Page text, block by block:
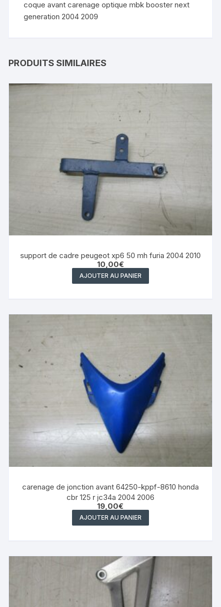
coque avant carenage optique mbk booster next
generation 2004 2009
PRODUITS SIMILAIRES
support de cadre peugeot xp6 50 mh furia 2004 2010
10,00€
AJOUTER AU PANIER
carenage de jonction avant 64250-kppf-8610 honda
cbr 125 r jc34a 2004 2006
19,00€
AJOUTER AU PANIER